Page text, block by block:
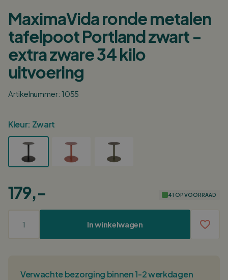
Zakelijk
Partner worden?
Inspiratie
MaximaVida ronde metalen
tafelpoot Portland zwart -
extra zware 34 kilo
uitvoering
Artikelnummer: 1055
Kleur: Zwart
179,- 41 OP VOORRAAD
In winkelwagen
Verwachte bezorging binnen 1-2 werkdagen